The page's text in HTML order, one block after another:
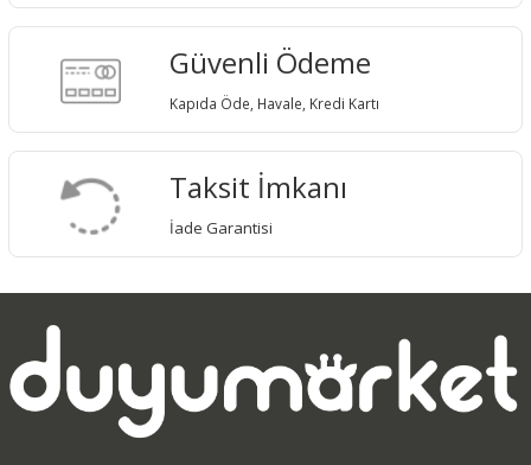
Güvenli Ödeme
Kapıda Öde, Havale, Kredi Kartı
Taksit İmkanı
İade Garantisi